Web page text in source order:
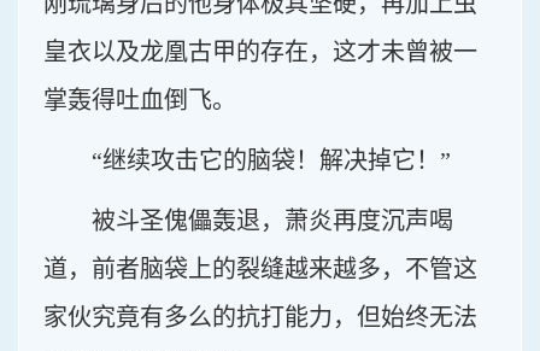
皇衣以及龙凰古甲的存在，这才未曾被一
掌轰得吐血倒飞。
“继续攻击它的脑袋！解决掉它！”
被斗圣傀儡轰退，萧炎再度沉声喝
道，前者脑袋上的裂缝越来越多，不管这
家伙究竟有多么的抗打能力，但始终无法